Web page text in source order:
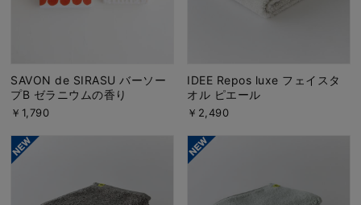
SAVON de SIRASU バーソー
プB ゼラニウムの香り
￥1,790
IDEE Repos luxe フェイスタ
オル ピエール
￥2,490